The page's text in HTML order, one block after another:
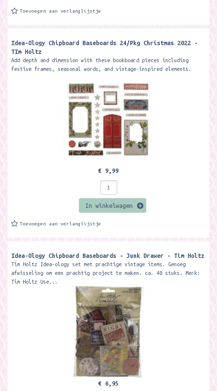
Toevoegen aan verlanglijstje
Idea-Ology Chipboard Baseboards 24/Pkg Christmas 2022 -
TIm Holtz
Add depth and dimension with these bookboard pieces including
festive frames, seasonal words, and vintage-inspired elements.
€ 9,99
In winkelwagen
Toevoegen aan verlanglijstje
Idea-Ology Chipboard Baseboards - Junk Drawer - Tim Holtz
Tim Holtz Idea-ology set met prachtige vintage items. Genoeg
afwisseling om een prachtig project te maken. ca. 40 stuks. Merk:
Tim Holtz Use...
€ 6,95